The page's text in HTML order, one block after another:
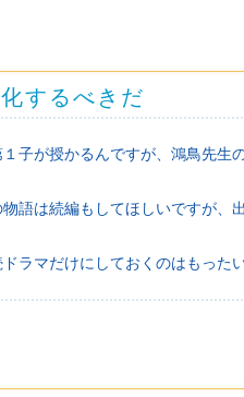
するべきだ
子が授かるんですが、鴻鳥先
語は続編もしてほしいですが、
ラマだけにしておくのはもった